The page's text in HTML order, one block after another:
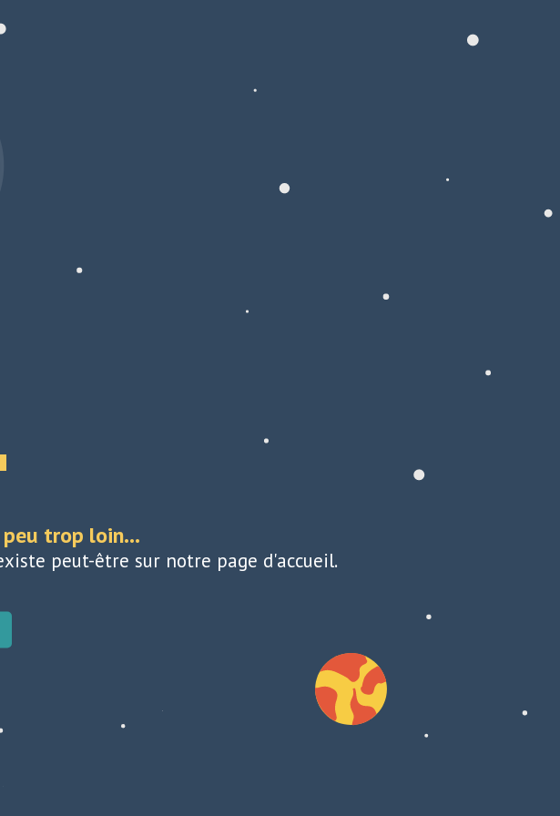
trop loin...
peut-être sur notre page d'accueil.